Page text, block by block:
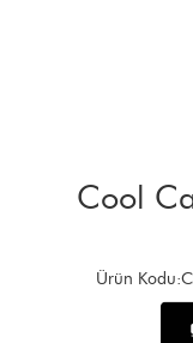
Cool
Ürün